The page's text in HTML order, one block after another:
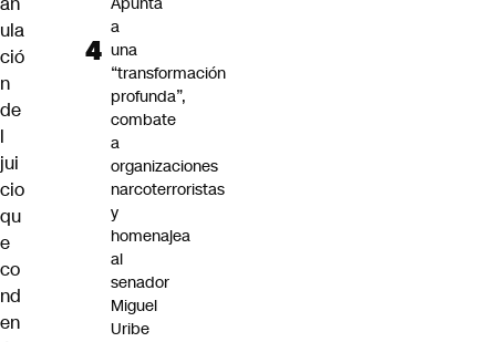
ula
ció
n
de
l
jui
cio
qu
e
co
nd
en
a
una
“transformación
profunda”,
combate
a
organizaciones
narcoterroristas
y
homenajea
al
senador
Miguel
Uribe